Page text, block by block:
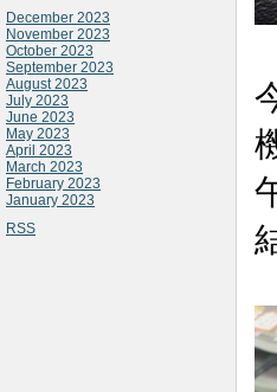
December 2023
November 2023
October 2023
September 2023
August 2023
July 2023
June 2023
May 2023
April 2023
March 2023
February 2023
January 2023
RSS